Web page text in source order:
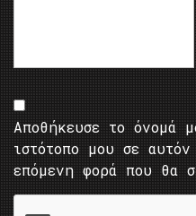
Αποθήκευσε το
ιστότοπο μου σε
επόμενη φορά που θα